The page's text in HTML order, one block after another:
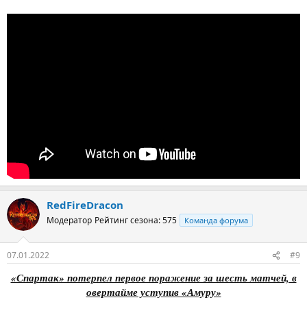
RedFireDracon
Модератор Рейтинг сезона: 575 Команда форума
07.01.2022 #9
«Спартак» потерпел первое поражение за шесть матчей, в
овертайме уступив «Амуру»